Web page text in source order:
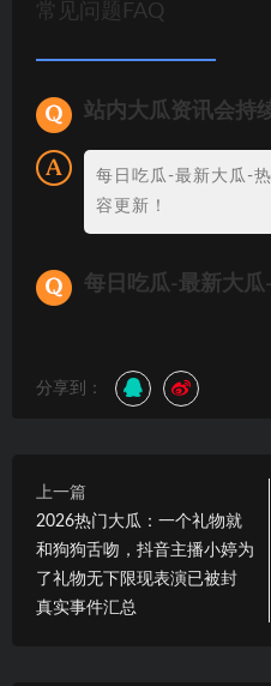
常见问题FAQ
站内大瓜资讯会持
每日吃瓜-最新大瓜-
容更新！
每日吃瓜-最新大瓜
分享到：
上一篇
2026热门大瓜：一个礼物就
和狗狗舌吻，抖音主播小婷为
了礼物无下限现表演已被封
真实事件汇总